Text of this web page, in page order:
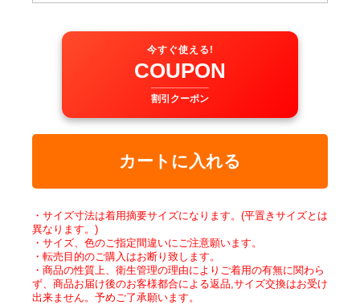
今すぐ使える!
COUPON
割引クーポン
カートに入れる
・サイズ寸法は着用摘要サイズになります。(平置きサイズとは
異なります。)
・サイズ、色のご指定間違いにご注意願います。
・転売目的のご購入はお断り致します。
・商品の性質上、衛生管理の理由によりご着用の有無に関わら
ず、商品お届け後のお客様都合による返品,サイズ交換はお受け
出来ません。予めご了承願います。